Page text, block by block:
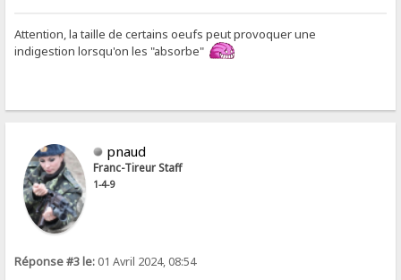
Attention, la taille de certains oeufs peut provoquer une
indigestion lorsqu'on les "absorbe"
pnaud
Franc-Tireur Staff
1-4-9
Réponse #3 le: 01 Avril 2024, 08:54